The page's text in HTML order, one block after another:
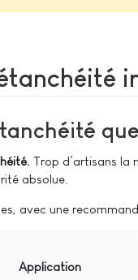
Trop d’artisans la
absolue.
avec une
Application